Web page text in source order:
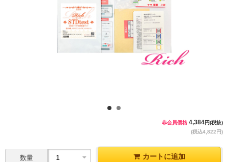
非会員価格 4,384円(税抜)
(税込4,822円)
数量 カートに追加